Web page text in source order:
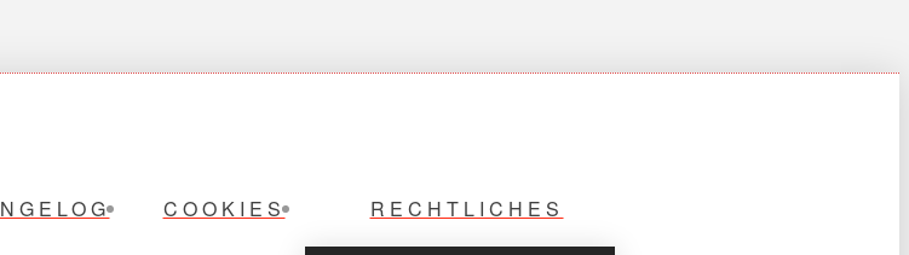
COOKIES RECHTLICHES